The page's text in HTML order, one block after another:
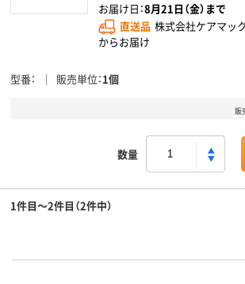
お届け日：8月21日（金）まで
直送品 株式会社ケアマッ
からお届け
型番 販売単位 1個
販
数量
1件目～2件目（2件中）